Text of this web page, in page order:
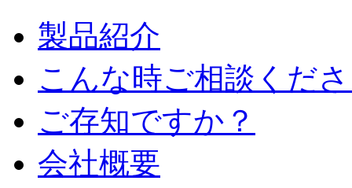
製品紹介
こんな時ご相談くだ
ご存知ですか？
会社概要